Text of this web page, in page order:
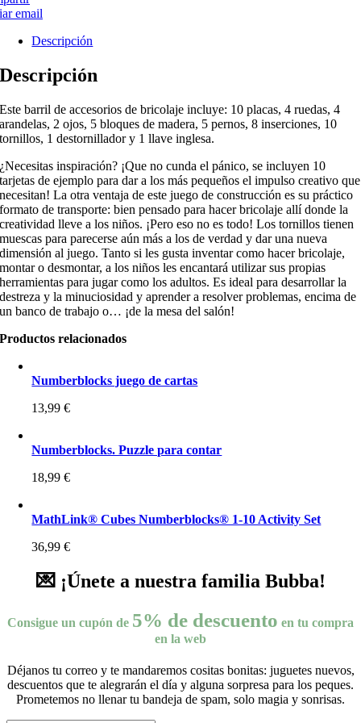
email
Descripción
Descripción
Este barril de accesorios de bricolaje incluye: 10 placas, 4 ruedas, 4
arandelas, 2 ojos, 5 bloques de madera, 5 pernos, 8 inserciones, 10
tornillos, 1 destornillador y 1 llave inglesa.
¿Necesitas inspiración? ¡Que no cunda el pánico, se incluyen 10
tarjetas de ejemplo para dar a los más pequeños el impulso creativo que
necesitan! La otra ventaja de este juego de construcción es su práctico
formato de transporte: bien pensado para hacer bricolaje allí donde la
creatividad lleve a los niños. ¡Pero eso no es todo! Los tornillos tienen
muescas para parecerse aún más a los de verdad y dar una nueva
dimensión al juego. Tanto si les gusta inventar como hacer bricolaje,
montar o desmontar, a los niños les encantará utilizar sus propias
herramientas para jugar como los adultos. Es ideal para desarrollar la
destreza y la minuciosidad y aprender a resolver problemas, encima de
un banco de trabajo o… ¡de la mesa del salón!
Productos relacionados
Numberblocks juego de cartas
13,99€
Numberblocks. Puzzle para contar
18,99€
MathLink® Cubes Numberblocks® 1-10 Activity Set
36,99€
💌 ¡Únete a nuestra familia Bubba!
Consigue un cupón de 5% de descuento en tu compra
en la web
Déjanos tu correo y te mandaremos cositas bonitas: juguetes nuevos,
descuentos que te alegrarán el día y alguna sorpresa para los peques.
Prometemos no llenar tu bandeja de spam, solo magia y sonrisas.